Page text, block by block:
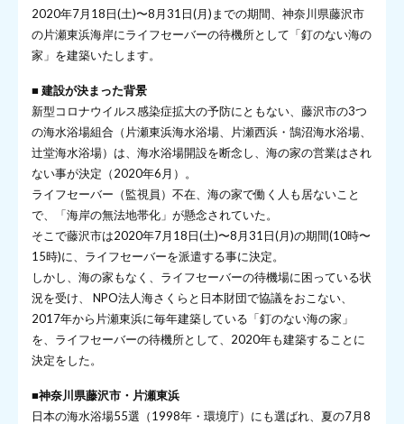
2020年7月18日(土)〜8月31日(月)までの期間、神奈川県藤沢市
の片瀬東浜海岸にライフセーバーの待機所として「釘のない海の
家」を建築いたします。
■ 建設が決まった背景
新型コロナウイルス感染症拡大の予防にともない、藤沢市の3つ
の海水浴場組合（片瀬東浜海水浴場、片瀬西浜・鵠沼海水浴場、
辻堂海水浴場）は、海水浴場開設を断念し、海の家の営業はされ
ない事が決定（2020年6月）。
ライフセーバー（監視員）不在、海の家で働く人も居ないこと
で、「海岸の無法地帯化」が懸念されていた。
そこで藤沢市は2020年7月18日(土)〜8月31日(月)の期間(10時〜
15時)に、ライフセーバーを派遣する事に決定。
しかし、海の家もなく、ライフセーバーの待機場に困っている状
況を受け、 NPO法人海さくらと日本財団で協議をおこない、
2017年から片瀬東浜に毎年建築している「釘のない海の家」
を、ライフセーバーの待機所として、2020年も建築することに
決定をした。
■神奈川県藤沢市・片瀬東浜
日本の海水浴場55選（1998年・環境庁）にも選ばれ、夏の7月8